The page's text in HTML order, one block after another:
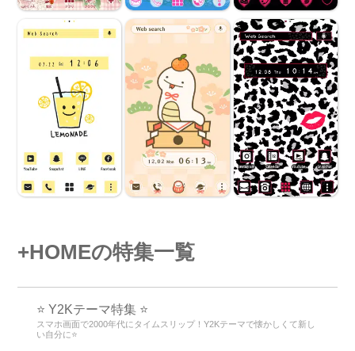
+HOMEの特集一覧
⭐ Y2Kテーマ特集 ⭐
スマホ画面で2000年代にタイムスリップ！Y2Kテーマで懐かしくて新し
い自分に⭐